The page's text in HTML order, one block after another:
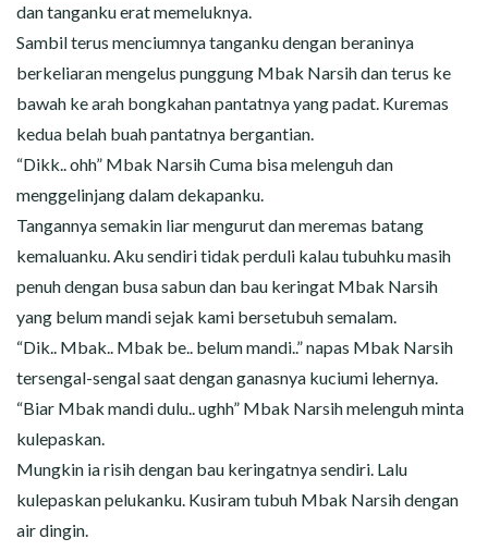
dan tanganku erat memeluknya.
Sambil terus menciumnya tanganku dengan beraninya
berkeliaran mengelus punggung Mbak Narsih dan terus ke
bawah ke arah bongkahan pantatnya yang padat. Kuremas
kedua belah buah pantatnya bergantian.
“Dikk.. ohh” Mbak Narsih Cuma bisa melenguh dan
menggelinjang dalam dekapanku.
Tangannya semakin liar mengurut dan meremas batang
kemaluanku. Aku sendiri tidak perduli kalau tubuhku masih
penuh dengan busa sabun dan bau keringat Mbak Narsih
yang belum mandi sejak kami bersetubuh semalam.
“Dik.. Mbak.. Mbak be.. belum mandi..” napas Mbak Narsih
tersengal-sengal saat dengan ganasnya kuciumi lehernya.
“Biar Mbak mandi dulu.. ughh” Mbak Narsih melenguh minta
kulepaskan.
Mungkin ia risih dengan bau keringatnya sendiri. Lalu
kulepaskan pelukanku. Kusiram tubuh Mbak Narsih dengan
air dingin.